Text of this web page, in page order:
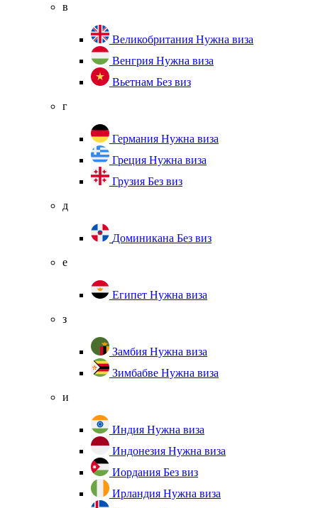
в
Великобритания Нужна виза
Венгрия Нужна виза
Вьетнам Без виз
г
Германия Нужна виза
Греция Нужна виза
Грузия Без виз
д
Доминикана Без виз
е
Египет Нужна виза
з
Замбия Нужна виза
Зимбабве Нужна виза
и
Индия Нужна виза
Индонезия Нужна виза
Иордания Без виз
Ирландия Нужна виза